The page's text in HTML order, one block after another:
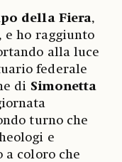
della Fiera,
e ho raggiunto
alla luce
federale
di Simonetta
turno che
e
a coloro che